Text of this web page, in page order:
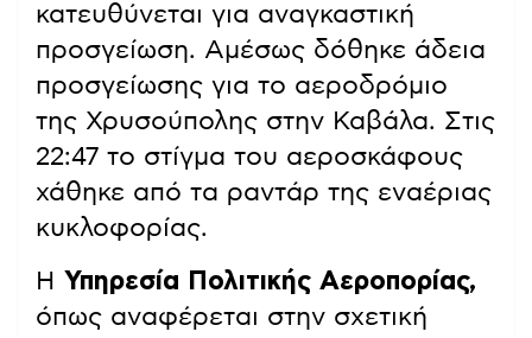
κατευθύνεται για αναγκαστική
προσγείωση. Αμέσως δόθηκε άδεια
προσγείωσης για το αεροδρόμιο
της Χρυσούπολης στην Καβάλα. Στις
22:47 το στίγμα του αεροσκάφους
χάθηκε από τα ραντάρ της εναέριας
κυκλοφορίας.
Η Υπηρεσία Πολιτικής Αεροπορίας,
όπως αναφέρεται στην σχετική